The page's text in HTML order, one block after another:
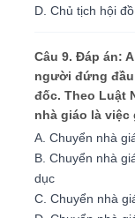
D. Chủ tịch hội
Câu 9. Đáp án:
người đứng
đốc. Theo Luật
nhà giáo là việc
A. Chuyển nhà
B. Chuyển nhà
dục
C. Chuyển nhà